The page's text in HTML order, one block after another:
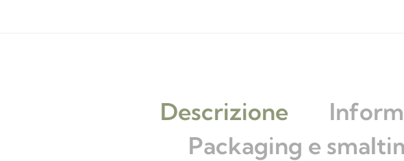
Descrizione
Packaging e